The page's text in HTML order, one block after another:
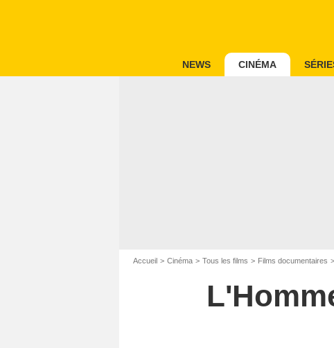
NEWS CINÉMA
Accueil Cinéma Tous les films Films documentaires